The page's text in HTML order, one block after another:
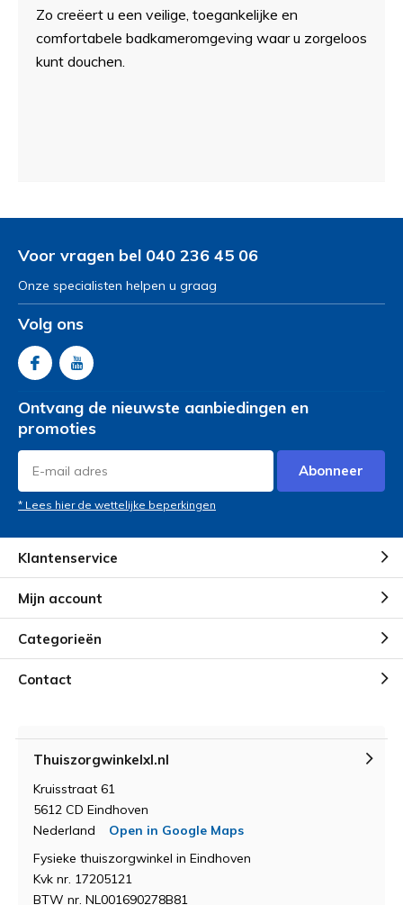
Zo creëert u een veilige, toegankelijke en
comfortabele badkameromgeving waar u zorgeloos
kunt douchen.
Voor vragen bel 040 236 45 06
Onze specialisten helpen u graag
Volg ons
Ontvang de nieuwste aanbiedingen en
promoties
Abonneer
* Lees hier de wettelijke beperkingen
Klantenservice
Mijn account
Categorieën
Contact
Thuiszorgwinkelxl.nl
Kruisstraat 61
5612 CD Eindhoven
Nederland
Open in Google Maps
Fysieke thuiszorgwinkel in Eindhoven
Kvk nr. 17205121
BTW nr. NL001690278B81